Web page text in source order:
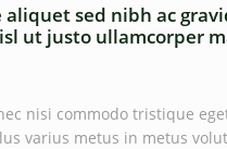
aliquet sed nibh ac
ut justo ullamcorper
nisi commodo tristique
varius metus in metus